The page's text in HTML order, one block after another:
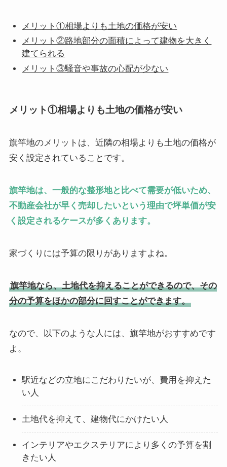
メリット①相場よりも土地の価格が安い
メリット②路地部分の面積によって建物を大きく
建てられる
メリット③騒音や事故の心配が少ない
メリット①相場よりも土地の価格が安い
旗竿地のメリットは、近隣の相場よりも土地の価格が
安く設定されていることです。
旗竿地は、一般的な整形地と比べて需要が低いため、
不動産会社が早く売却したいという理由で坪単価が安
く設定されるケースが多くあります。
家づくりには予算の限りがありますよね。
旗竿地なら、土地代を抑えることができるので、その
分の予算をほかの部分に回すことができます。
なので、以下のような人には、旗竿地がおすすめです
よ。
駅近などの立地にこだわりたいが、費用を抑えた
い人
土地代を抑えて、建物代にかけたい人
インテリアやエクステリアにより多くの予算を割
きたい人